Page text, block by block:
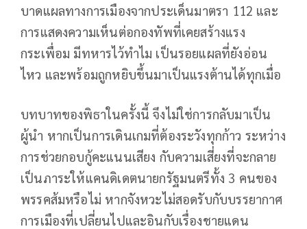
บาดแผลทางการเมืองจากประเด็นมาตรา 112 และ
การแสดงความเห็นต่อกองทัพที่เคยสร้างแรง
กระเพื่อม มีทหารไว้ทำไม เป็นรอยแผลที่ยังอ่อน
ไหว และพร้อมถูกหยิบขึ้นมาเป็นแรงต้านได้ทุกเมื่อ
บทบาทของพิธาในครั้งนี้ จึงไม่ใช่การกลับมาเป็น
ผู้นำ หากเป็นการเดินเกมที่ต้องระวังทุกก้าว ระหว่าง
การช่วยกอบกู้คะแนนเสียง กับความเสี่ยงที่จะกลาย
เป็นภาระให้แคนดิเดตนายกรัฐมนตรีทั้ง 3 คนของ
พรรคส้มหรือไม่ หากจังหวะไม่สอดรับกับบรรยากาศ
การเมืองที่เปลี่ยนไปและอินกับเรื่องชายแดน